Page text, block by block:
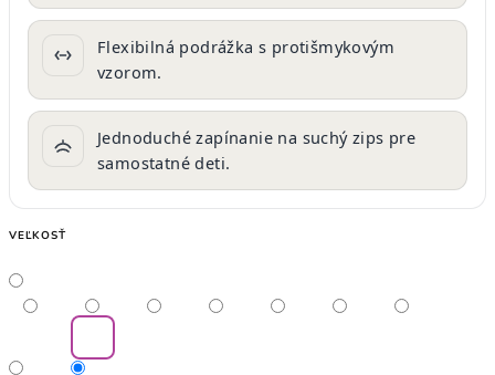
Flexibilná podrážka s protišmykovým
vzorom.
Jednoduché zapínanie na suchý zips pre
samostatné deti.
VEĽKOSŤ